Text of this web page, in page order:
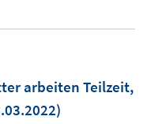
arbeiten Teilzeit,